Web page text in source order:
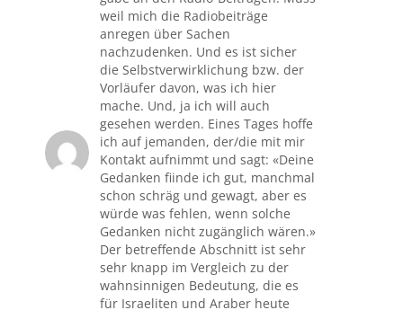
weil mich die Radiobeiträge
anregen über Sachen
nachzudenken. Und es ist sicher
die Selbstverwirklichung bzw. der
Vorläufer davon, was ich hier
mache. Und, ja ich will auch
gesehen werden. Eines Tages hoffe
ich auf jemanden, der/die mit mir
Kontakt aufnimmt und sagt: «Deine
Gedanken fiinde ich gut, manchmal
schon schräg und gewagt, aber es
würde was fehlen, wenn solche
Gedanken nicht zugänglich wären.»
Der betreffende Abschnitt ist sehr
sehr knapp im Vergleich zu der
wahnsinnigen Bedeutung, die es
für Israeliten und Araber heute